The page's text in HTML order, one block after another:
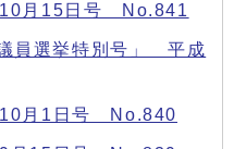
月15日号 No.841
員選挙特別号」 平成
月1日号 No.840